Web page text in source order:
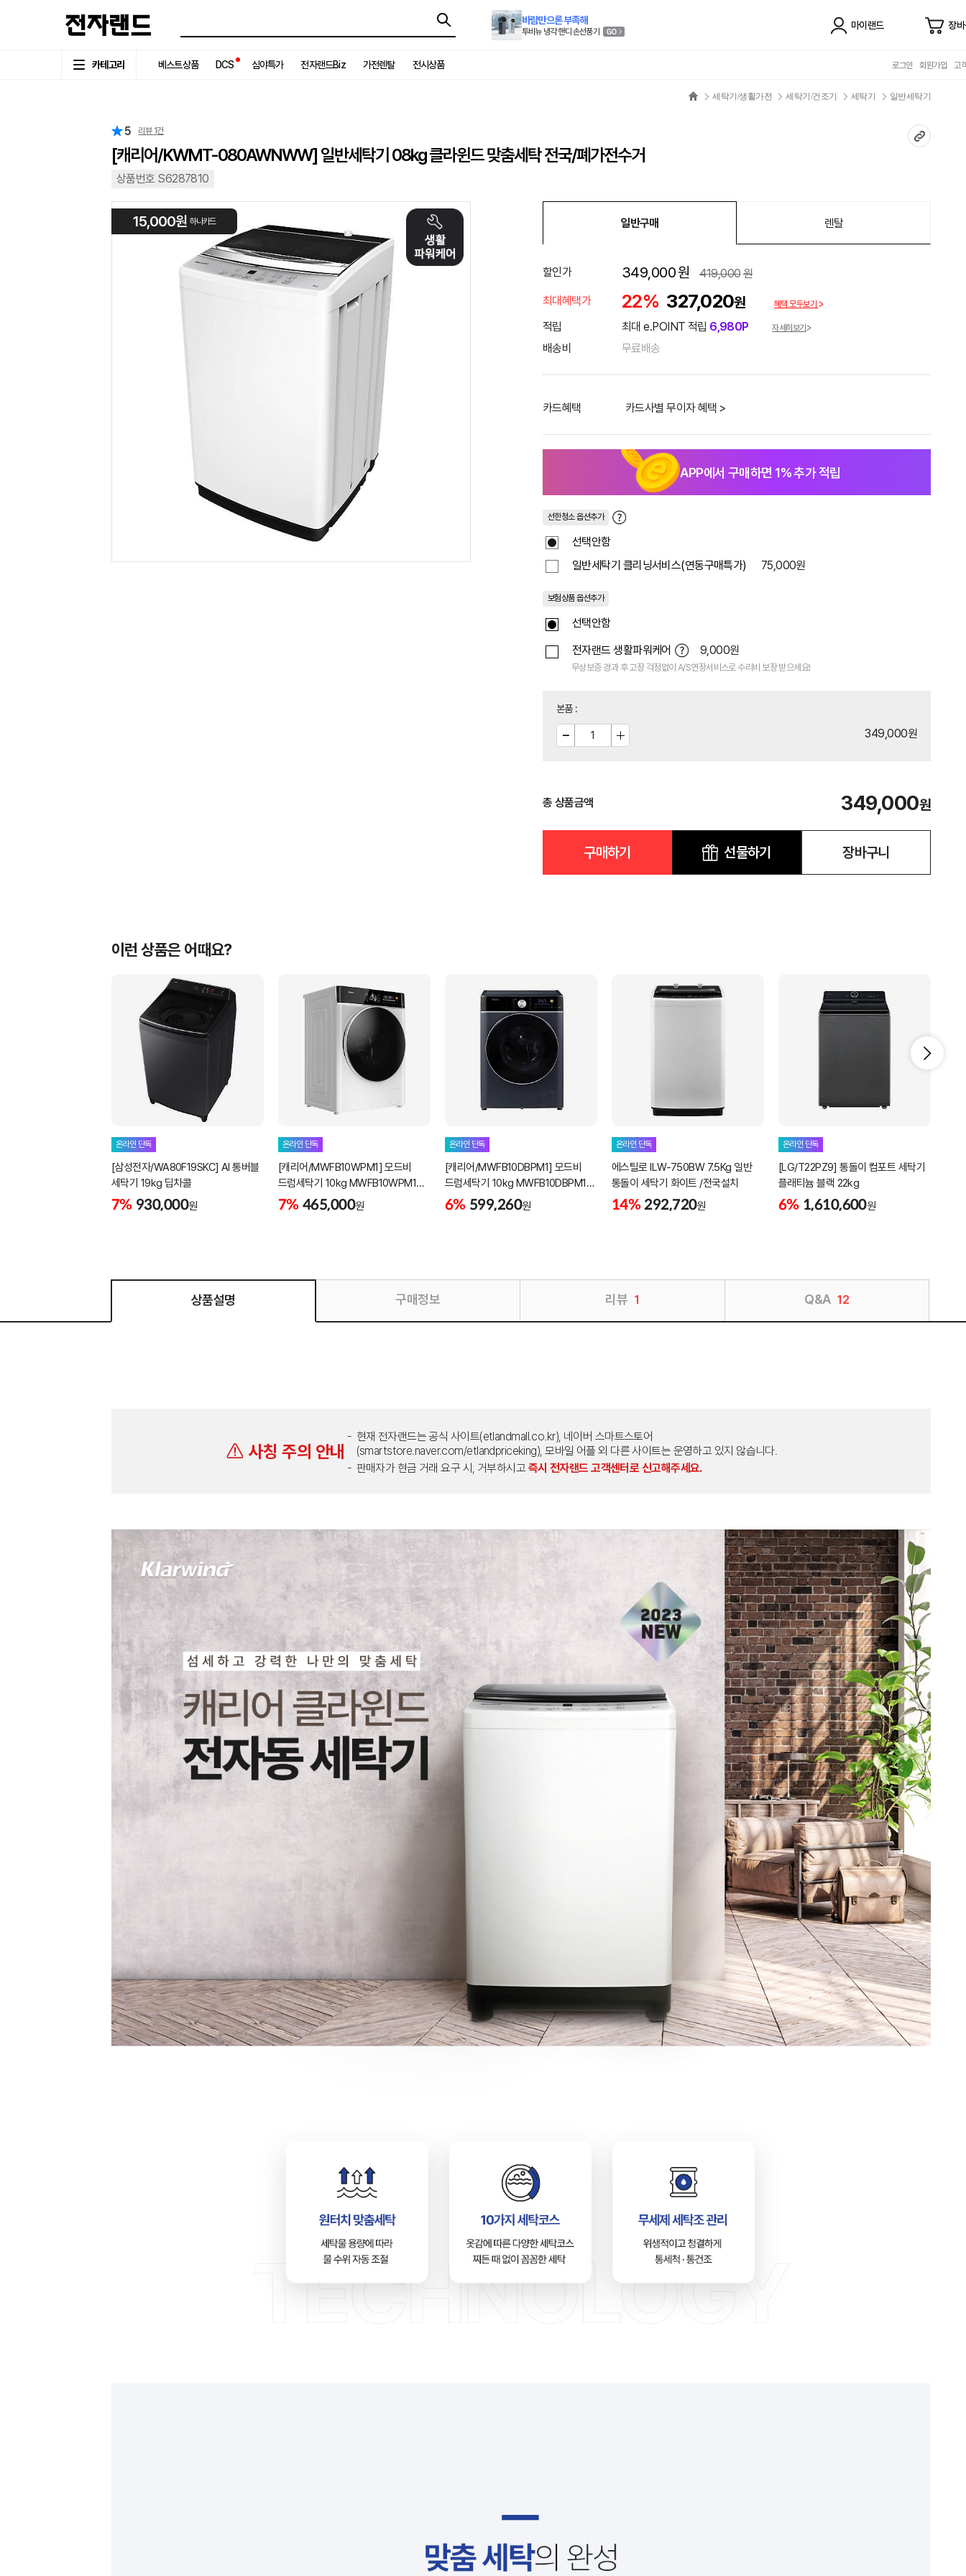
바람만으론 부족해
투비뉴 냉각 핸디 손선풍기
마이랜드 장
카테고리 베스트상품 DCS 심야특가 전자랜드Biz 가전렌탈 전시상품 로그인 회원가입 고
세탁기/생활가전 세탁기/건조기 세탁기 일반세탁기
5 리뷰 1건
[캐리어/KWMT-080AWNWW] 일반세탁기 08kg 클라윈드 맞춤세탁 전국/폐가전수거
상품번호 S6287810
15,000원 하나카드 일반구매 렌탈
할인가 349,000원 419,000원
최대혜택가
22% 327,020원 혜택 모두보기
적립 최대 e.POINT 적립 6,980P 자세히보기
배송비 무료배송
카드혜택 카드사별 무이자 혜택 >
APP에서 구매하면 1% 추가 적립
선한청소 옵션추가
선택안함
일반세탁기 클리닝서비스(연동구매특가)
75,000원
보험상품 옵션추가
선택안함
전자랜드 생활파워케어
9,000원
무상보증 경과 후 고장 걱정없이 A/S연장서비스로 수리비 보장 받으세요!
본품:
349,000원
총 상품금액 349,000원
구매하기 선물하기 장바구니
이런 상품은 어때요?
온라인 단독
[삼성전자/WA80F19SKC] AI 통버블
세탁기 19kg 딥차콜
7% 930,000원
온라인 단독
[캐리어/MWFB10WPM1] 모드비
드럼세탁기 10kg MWFB10WPM1
화이트 빌트인X
7% 465,000원
온라인 단독
[캐리어/MWFB10DBPM1] 모드비
드럼세탁기 10kg MWFB10DBPM1
다크블루 빌트인X
6% 599,260원
온라인 단독
에스틸로 ILW-750BW 7.5Kg 일반
통돌이 세탁기 화이트 /전국설치
14% 292,720원
온라인 단독
[LG/T22PZ9] 통돌이 컴포트 세탁기
플래티늄 블랙 22kg
6% 1,610,600원
상품설명 구매정보 리뷰 1 Q&A 12
사칭 주의 안내
현재 전자랜드는 공식 사이트(etlandmall.co.kr), 네이버 스마트스토어
(smartstore.naver.com/etlandpriceking), 모바일 어플 외 다른 사이트는 운영하고 있지 않습니다.
판매자가 현금 거래 요구 시, 거부하시고 즉시 전자랜드 고객센터로 신고해주세요.